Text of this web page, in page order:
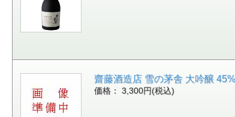
齋藤酒造店 雪の茅舎 大吟醸
価格： 3,300円(税込)